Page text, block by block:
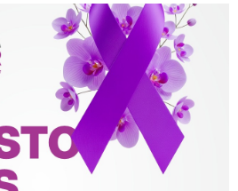
– ACOLHER,
E COMBATER A
CONTRA A